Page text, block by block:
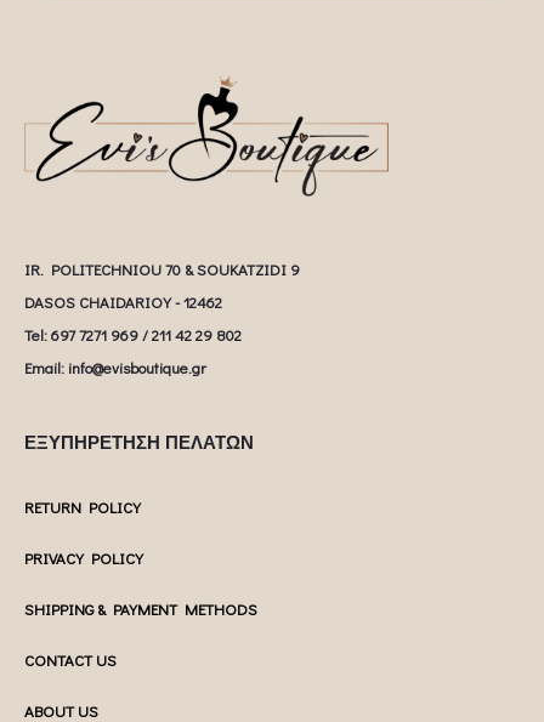
IR. POLITECHNIOU 70 & SOUKATZIDI 9
DASOS CHAIDARIOY - 12462
Tel: 697 7271 969 / 211 42 29 802
Email: info@evisboutique.gr
ΕΞΥΠΗΡΕΤΗΣΗ ΠΕΛΑΤΩΝ
RETURN POLICY
PRIVACY POLICY
SHIPPING & PAYMENT METHODS
CONTACT US
ABOUT US